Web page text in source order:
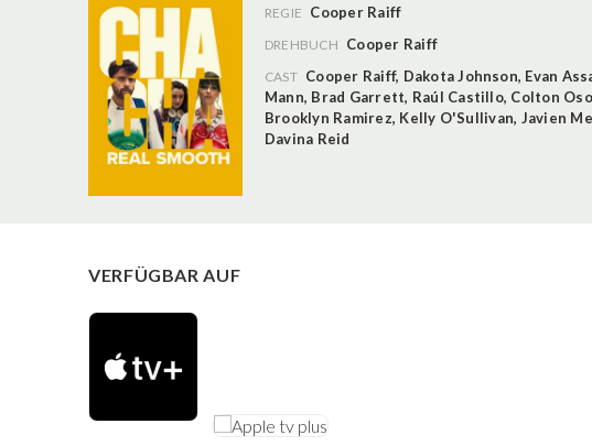
REGIE Cooper Raiff
DREHBUCH Cooper Raiff
CAST Cooper Raiff, Dakota Johnson, Evan
Mann, Brad Garrett, Raúl Castillo, Colton
Brooklyn Ramirez, Kelly O'Sullivan, Javien
Davina Reid
VERFÜGBAR AUF